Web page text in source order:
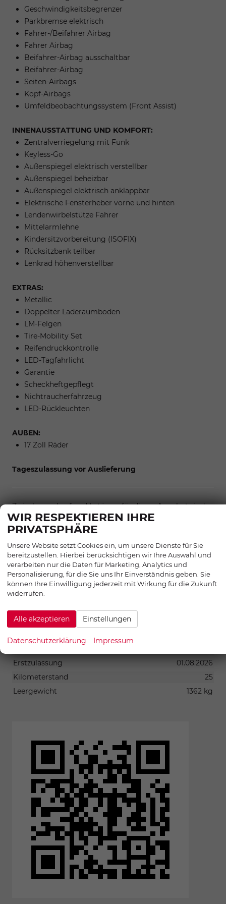
Geschwindigkeitsbegrenzer
Parkbremse elektrisch
Fahrer-/Beifahrer Airbag
Fahrer Airbag
Beifahrer-Airbag ausschaltbar
Beifahrer-Airbag
Seiten-Airbags
Kopf-Airbags
Umfeldbeobachtungssystem (Front Assist)
INNENAUSSTATTUNG UND KOMFORT:
Zentralverriegelung mit Funk
Keyless-Go
Außenspiegel elektrisch verstellbar
Außenspiegel beheizbar
Außenspiegel elektrisch anklappbar
Elektrische Fensterheber vorne und hinten
Lendenwirbelstütze Fahrer
Mittelarmlehne
Kindersitzvorbereitung (ISOFIX)
Rücksitzbank teilbar
Lenkrad höhenverstellbar
EXTRAS:
Metallic
Doppelter Laderaumboden
LM-Felgen
Tire-Mobility Set
Reifendruckkontrolle
LED-Tagfahrlicht
Garantie
Scheckheftgepflegt
Nichtraucherfahrzeug
LED-Rückleuchten
AUßEN:
17 Zoll Räder
Tageszulassung vor Auslieferung
Zwischenverkauf und Irrtümer für dieses Angebot sind
ausdrücklich vorbehalten. Die Fahrzeugbeschreibung
dient lediglich der allgemeinen Identifizierung des
Fahrzeuges und stellt keine Gewährleistung im
kaufrechtlichen Sinne dar. Die abgebildete Ausstattung
kann im Einzelfall vom tatsächlichen Umfang
abweichen. Den genauen Ausstattungsumfang erhalten
Sie von unserem Verkaufspersonal. Bitte zögern Sie
Anfrage.
Erstzulassung
01.08.2026
Kilometerstand
25
Leergewicht
1362 kg
WIR RESPEKTIEREN IHRE
PRIVATSPHÄRE
Unsere Website setzt Cookies ein, um unsere Dienste für Sie
bereitzustellen. Hierbei berücksichtigen wir Ihre Auswahl und
verarbeiten nur die Daten für Marketing, Analytics und
Personalisierung, für die Sie uns Ihr Einverständnis geben. Sie
können Ihre Einwilligung jederzeit mit Wirkung für die Zukunft
widerrufen.
Alle akzeptieren Einstellungen
Datenschutzerklärung Impressum